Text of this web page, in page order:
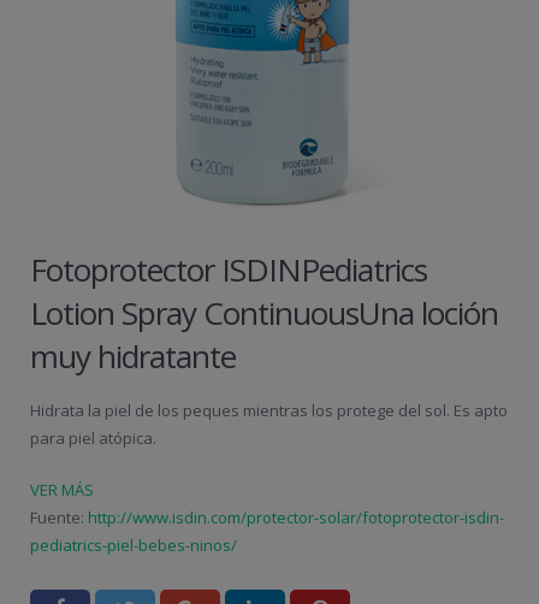
Fotoprotector ISDINPediatrics
Lotion Spray ContinuousUna loción
muy hidratante
Hidrata la piel de los peques mientras los protege del sol. Es apto
para piel atópica.
VER MÁS
Fuente: http://www.isdin.com/protector-solar/fotoprotector-isdin-
pediatrics-piel-bebes-ninos/